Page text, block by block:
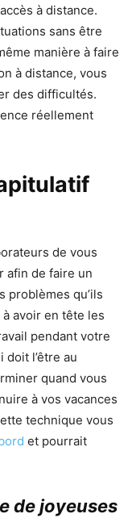
à distance.
sans être
manière à faire
à distance, vous
des difficultés.
réellement
de vous
afin de faire un
problèmes qu’ils
avoir en tête les
pendant votre
l’être au
quand vous
à vos vacances
technique vous
et pourrait
de joyeuses